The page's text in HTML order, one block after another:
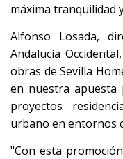
máxima tranquilidad
Alfonso Losada,
Andalucía
obras de Sevilla
en nuestra apuesta
proyectos
urbano en entornos
"Con esta